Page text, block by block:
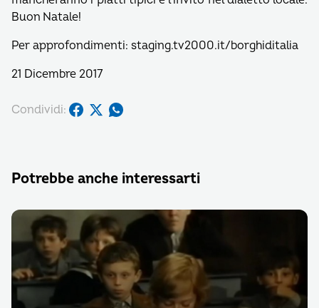
Buon Natale!
Per approfondimenti: staging.tv2000.it/borghiditalia
21 Dicembre 2017
Condividi:
Potrebbe anche interessarti